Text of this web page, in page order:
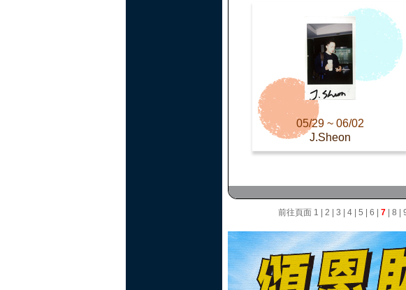
05/29 ~ 06/02
J.Sheon
前往頁面 1 2 3 4| 5 6 7| 8